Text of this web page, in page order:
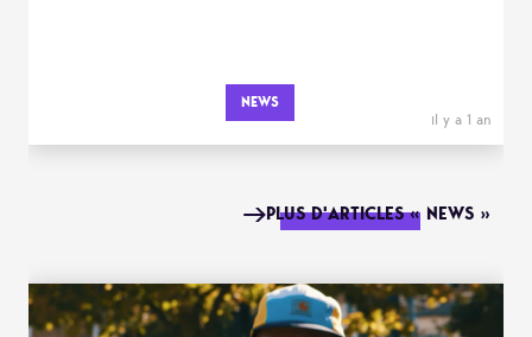
NEWS
il y a 1 an
PLUS D'ARTICLES « NEWS »